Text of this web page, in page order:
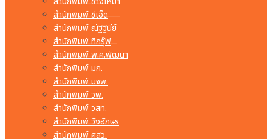
สำนักพิมพ์ ซีเอ็ด
สำนักพิมพ์ ณัฐฐินีย์
สำนักพิมพ์ ทีกรุ๊ฟ
สำนักพิมพ์ พ.ศ.พัฒนา
สำนักพิมพ์ มก.
สำนักพิมพ์ มจพ.
สำนักพิมพ์ วพ.
สำนักพิมพ์ วสท.
สำนักพิมพ์ วังอักษร
สำนักพิมพ์ ศสว.